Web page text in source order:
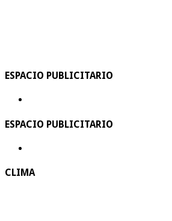
ESPACIO PUBLICITARIO
ESPACIO PUBLICITARIO
CLIMA